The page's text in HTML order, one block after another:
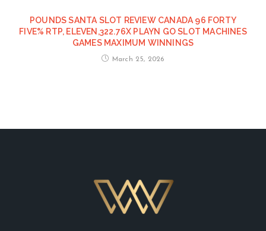
POUNDS SANTA SLOT REVIEW CANADA 96 FORTY
FIVE% RTP, ELEVEN,322.76X PLAYN GO SLOT MACHINES
GAMES MAXIMUM WINNINGS
March 25, 2026